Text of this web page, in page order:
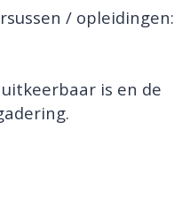
/ opleidingen:
is en de